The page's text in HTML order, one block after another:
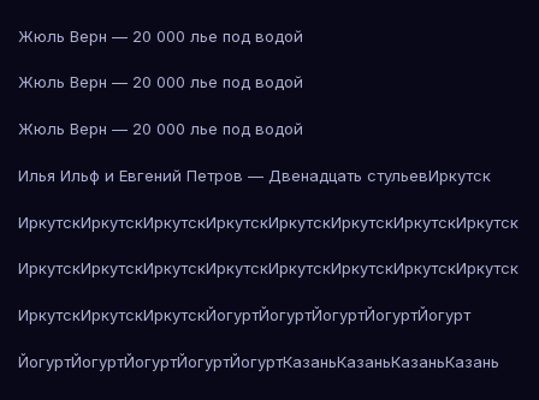
Жюль Верн — 20 000 лье под водой
Жюль Верн — 20 000 лье под водой
Жюль Верн — 20 000 лье под водой
Илья Ильф и Евгений Петров — Двенадцать стульевИркутск
ИркутскИркутскИркутскИркутскИркутскИркутскИркутскИркутск
ИркутскИркутскИркутскИркутскИркутскИркутскИркутскИркутск
ИркутскИркутскИркутскЙогуртЙогуртЙогуртЙогуртЙогурт
ЙогуртЙогуртЙогуртЙогуртЙогуртКазаньКазаньКазаньКазань